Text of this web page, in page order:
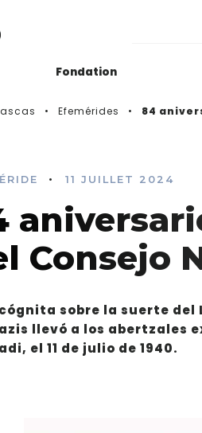
Fondation
Efemérides 84
• 11 JUILLET 2024
Consejo
sobre la suerte
llevó a los abertzales
el 11 de julio de 1940.